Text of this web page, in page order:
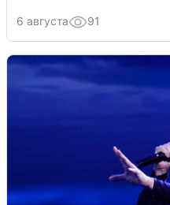
6 августа 91